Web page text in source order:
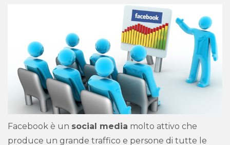
Facebook è un social media molto attivo che
produce un grande traffico e persone di tutte le